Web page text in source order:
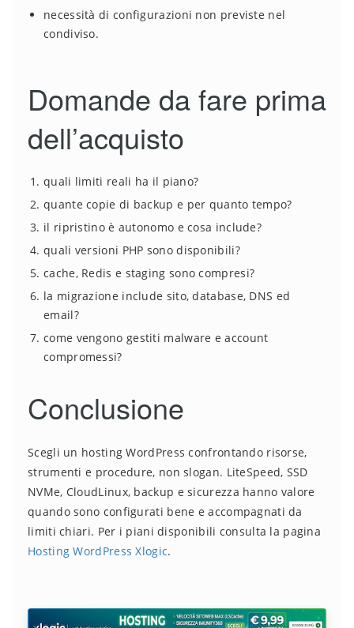
necessità di configurazioni non previste nel
condiviso.
Domande da fare prima
dell’acquisto
quali limiti reali ha il piano?
quante copie di backup e per quanto tempo?
il ripristino è autonomo e cosa include?
quali versioni PHP sono disponibili?
cache, Redis e staging sono compresi?
la migrazione include sito, database, DNS ed
email?
come vengono gestiti malware e account
compromessi?
Conclusione
Scegli un hosting WordPress confrontando risorse,
strumenti e procedure, non slogan. LiteSpeed, SSD
NVMe, CloudLinux, backup e sicurezza hanno valore
quando sono configurati bene e accompagnati da
limiti chiari. Per i piani disponibili consulta la pagina
Hosting WordPress Xlogic.